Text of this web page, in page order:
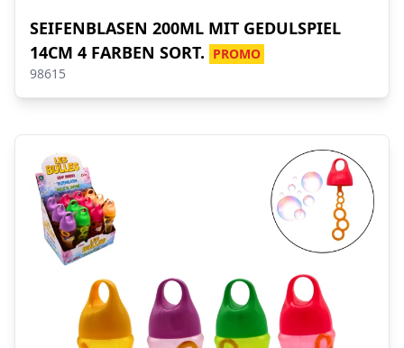
SEIFENBLASEN 200ML MIT GEDULSPIEL
14CM 4 FARBEN SORT. PROMO
98615